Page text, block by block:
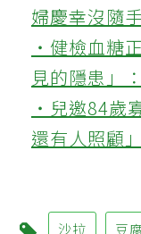
婦慶幸沒隨
‧健檢血糖
見的隱患」
‧兒邀84歲
還有人照顧
沙拉 豆